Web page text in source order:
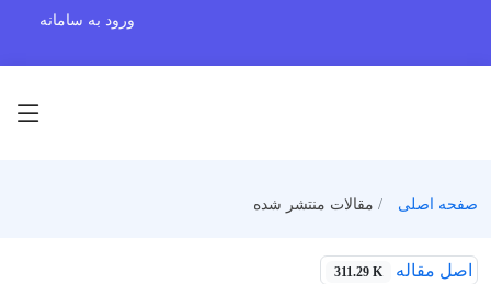
ورود به سامانه
صفحه اصلی مقالات منتشر شده
اصل مقاله 311.29 K